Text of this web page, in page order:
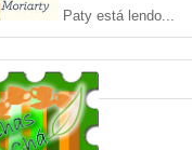
Paty está lendo...